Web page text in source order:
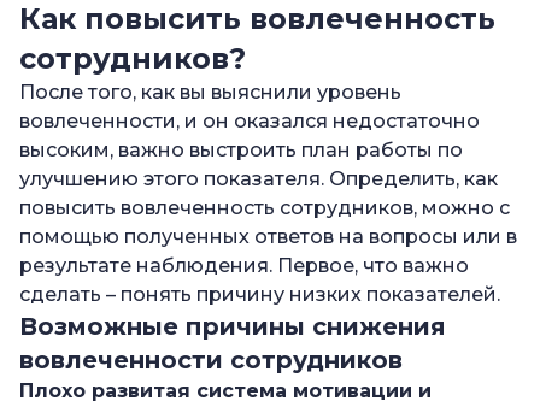
Как повысить вовлеченность
сотрудников?
После того, как вы выяснили уровень
вовлеченности, и он оказался недостаточно
высоким, важно выстроить план работы по
улучшению этого показателя. Определить, как
повысить вовлеченность сотрудников, можно с
помощью полученных ответов на вопросы или в
результате наблюдения. Первое, что важно
сделать – понять причину низких показателей.
Возможные причины снижения
вовлеченности сотрудников
Плохо развитая система мотивации и